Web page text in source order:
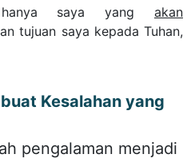
saya yang akan
tujuan saya kepada Tuhan,
Kesalahan yang
pengalaman menjadi